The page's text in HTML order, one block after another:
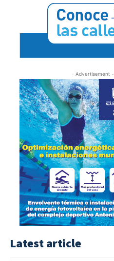
- Advertisement -
Latest article